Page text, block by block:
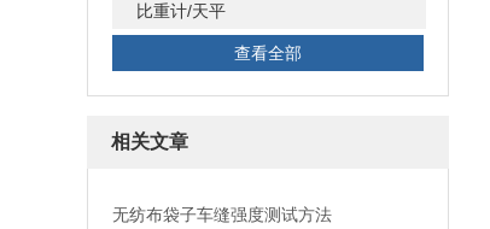
比重计/天平
查看全部
相关文章
无纺布袋子车缝强度测试方法